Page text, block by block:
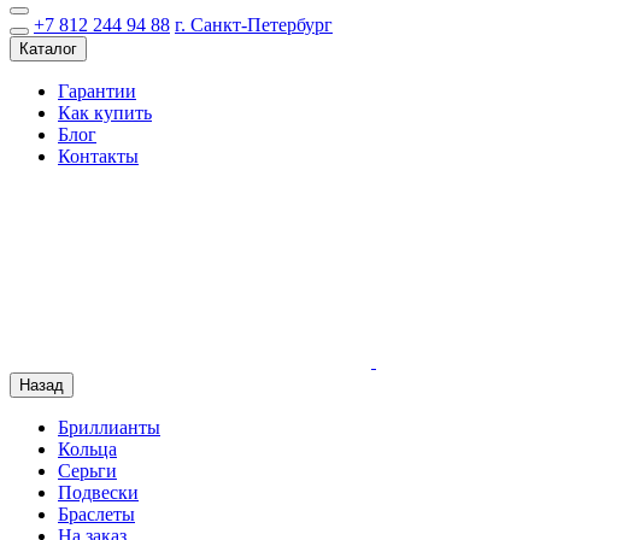
+7 812 244 94 88 г. Санкт-Петербург
Каталог
Гарантии
Как купить
Блог
Контакты
Назад
Бриллианты
Кольца
Серьги
Подвески
Браслеты
На заказ